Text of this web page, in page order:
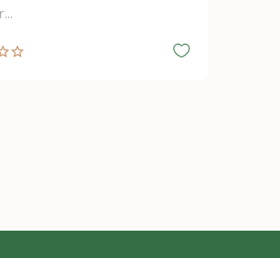
Les mer...